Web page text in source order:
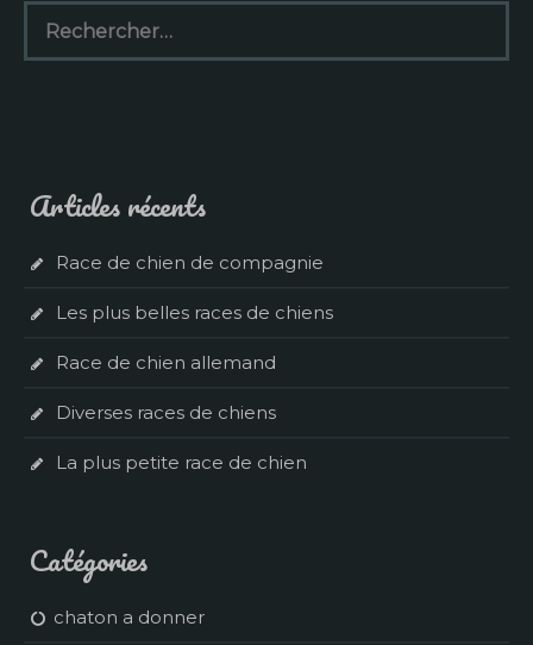
Rechercher :
Articles récents
Race de chien de compagnie
Les plus belles races de chiens
Race de chien allemand
Diverses races de chiens
La plus petite race de chien
Catégories
chaton a donner